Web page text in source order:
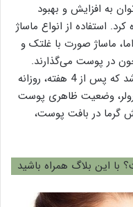
به افزایش و بهبود
استفاده از انواع ماساژ
ماساژ صورت با غلتک و
در پوست می‌گذارند.
طبق تحقیقاتی در سال 2018، مشخص شد که پس از 4 هفته، روزانه
یا رولر، وضعیت ظاهری پوست
گرما در بافت پوست،
این بلاگ همراه باشید